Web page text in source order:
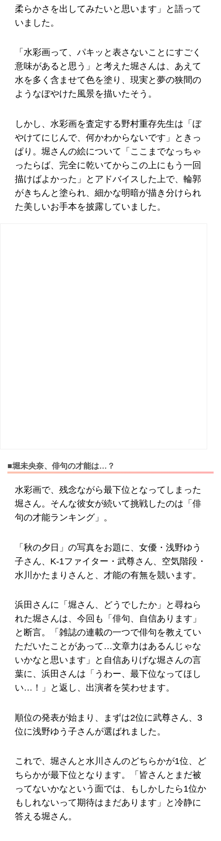
柔らかさを出してみたいと思います」と語って
いました。
「水彩画って、パキッと表さないことにすごく
意味があると思う」と考えた堀さんは、あえて
水を多く含ませて色を塗り、現実と夢の狭間の
ようなぼやけた風景を描いたそう。
しかし、水彩画を査定する野村重存先生は「ぼ
やけてにじんで、何かわからないです」ときっ
ぱり。堀さんの絵について「ここまでなっちゃ
ったらば、完全に乾いてからこの上にもう一回
描けばよかった」とアドバイスした上で、輪郭
がきちんと塗られ、細かな明暗が描き分けられ
た美しいお手本を披露していました。
■堀未央奈、俳句の才能は…？
水彩画で、残念ながら最下位となってしまった
堀さん。そんな彼女が続いて挑戦したのは「俳
句の才能ランキング」。
「秋の夕日」の写真をお題に、女優・浅野ゆう
子さん、K-1ファイター・武尊さん、空気階段・
水川かたまりさんと、才能の有無を競います。
浜田さんに「堀さん、どうでしたか」と尋ねら
れた堀さんは、今回も「俳句、自信あります」
と断言。「雑誌の連載の一つで俳句を教えてい
ただいたことがあって…文章力はあるんじゃな
いかなと思います」と自信ありげな堀さんの言
葉に、浜田さんは「うわー、最下位なってほし
い…！」と返し、出演者を笑わせます。
順位の発表が始まり、まずは2位に武尊さん、3
位に浅野ゆう子さんが選ばれました。
これで、堀さんと水川さんのどちらかが1位、ど
ちらかが最下位となります。「皆さんとまだ被
ってないかなという面では、もしかしたら1位か
もしれないって期待はまだあります」と冷静に
答える堀さん。